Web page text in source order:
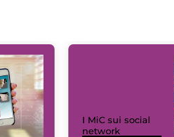
I MiC sui social
network